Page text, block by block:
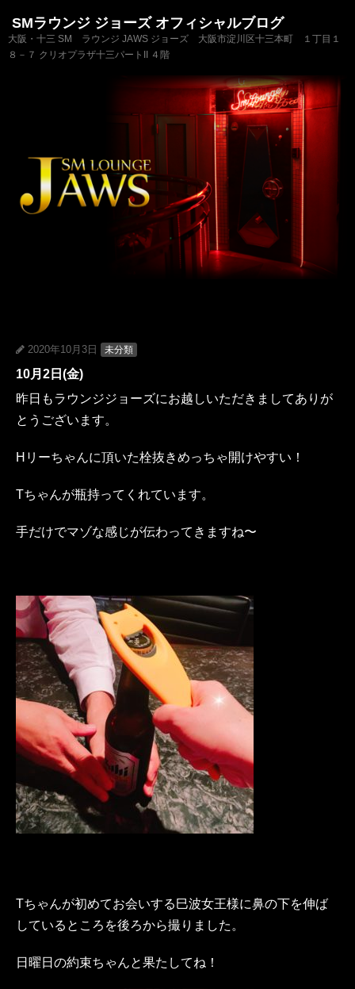
SMラウンジ ジョーズ オフィシャルブログ
大阪・十三 SM ラウンジ JAWS ジョーズ 大阪市淀川区十三本町 １丁目１
８－７ クリオプラザ十三パートII ４階
2020年10月3日 未分類
10月2日(金)
昨日もラウンジジョーズにお越しいただきましてありが
とうございます。
Hリーちゃんに頂いた栓抜きめっちゃ開けやすい！
Tちゃんが瓶持ってくれています。
手だけでマゾな感じが伝わってきますね〜
Tちゃんが初めてお会いする巳波女王様に鼻の下を伸ば
しているところを後ろから撮りました。
日曜日の約束ちゃんと果たしてね！